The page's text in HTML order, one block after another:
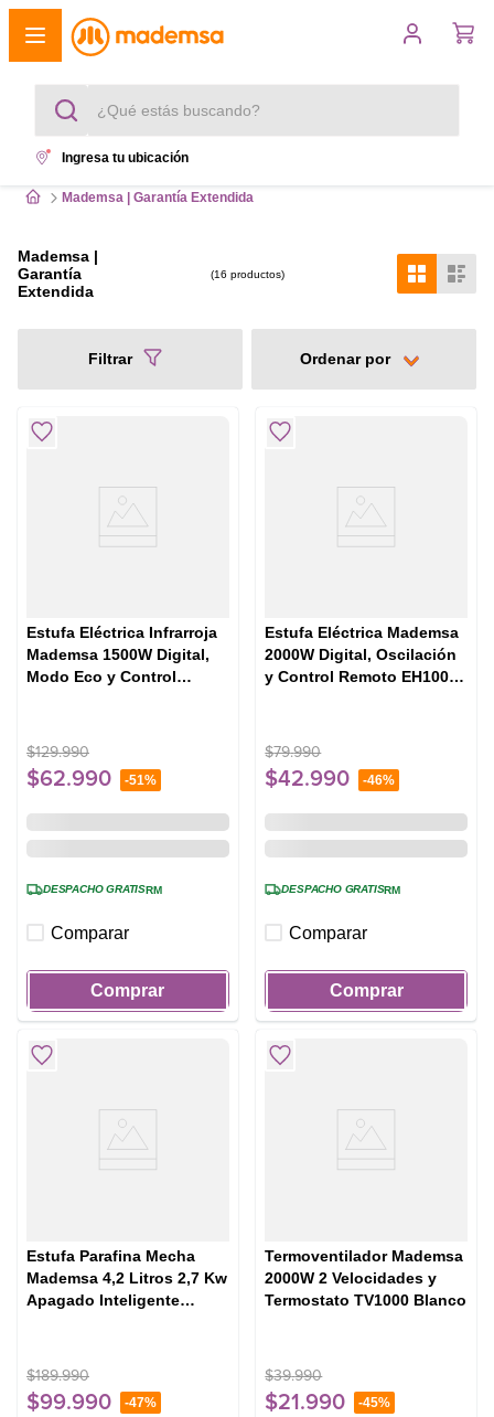
¿Qué estás buscando?
2
3. refrigerador
Ingresa tu ubicación
Mademsa | Garantía Extendida
Mademsa |
Garantía
Extendida
16 productos
Filtrar
Estufa Eléctrica Infrarroja
Mademsa 1500W Digital,
Modo Eco y Control
$129.990
$62.990 -51%
DESPACHO GRATISRM
Comparar
Comprar
Estufa Eléctrica Mademsa
2000W Digital, Oscilación
y Control Remoto EH100
$79.990
$42.990 -46%
DESPACHO GRATISRM
Comparar
Comprar
Estufa Parafina Mecha
Mademsa 4,2 Litros 2,7 Kw
Apagado Inteligente
$189.990
$99.990 -47%
Termoventilador Mademsa
2000W 2 Velocidades y
Termostato TV1000 Blanco
$39.990
$21 .990 -45%